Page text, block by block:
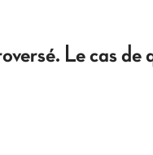
Le cas de